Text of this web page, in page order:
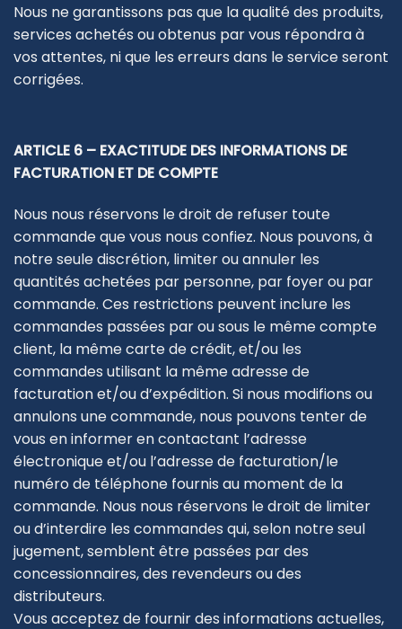
Nous ne garantissons pas que la qualité des produits,
services achetés ou obtenus par vous répondra à
vos attentes, ni que les erreurs dans le service seront
corrigées.
ARTICLE 6 – EXACTITUDE DES INFORMATIONS DE
FACTURATION ET DE COMPTE
Nous nous réservons le droit de refuser toute
commande que vous nous confiez. Nous pouvons, à
notre seule discrétion, limiter ou annuler les
quantités achetées par personne, par foyer ou par
commande. Ces restrictions peuvent inclure les
commandes passées par ou sous le même compte
client, la même carte de crédit, et/ou les
commandes utilisant la même adresse de
facturation et/ou d’expédition. Si nous modifions ou
annulons une commande, nous pouvons tenter de
vous en informer en contactant l’adresse
électronique et/ou l’adresse de facturation/le
numéro de téléphone fournis au moment de la
commande. Nous nous réservons le droit de limiter
ou d’interdire les commandes qui, selon notre seul
jugement, semblent être passées par des
concessionnaires, des revendeurs ou des
distributeurs.
Vous acceptez de fournir des informations actuelles,